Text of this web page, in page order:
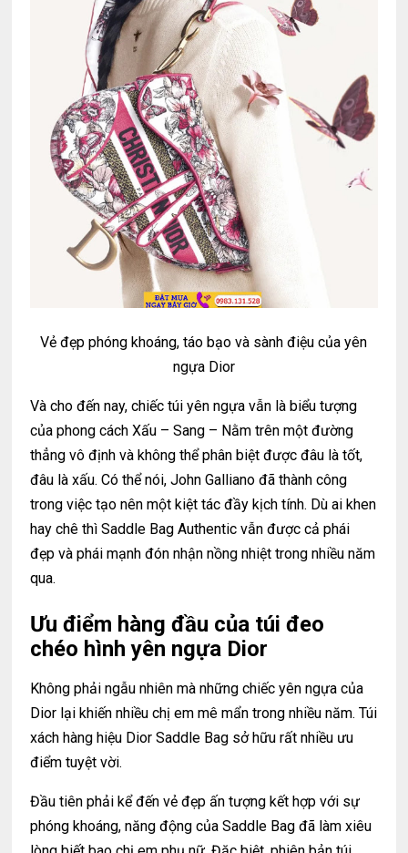
Vẻ đẹp phóng khoáng, táo bạo và sành điệu của yên
ngựa Dior
Và cho đến nay, chiếc túi yên ngựa vẫn là biểu tượng
của phong cách Xấu – Sang – Nằm trên một đường
thẳng vô định và không thể phân biệt được đâu là tốt,
đâu là xấu. Có thể nói, John Galliano đã thành công
trong việc tạo nên một kiệt tác đầy kịch tính. Dù ai khen
hay chê thì Saddle Bag Authentic vẫn được cả phái
đẹp và phái mạnh đón nhận nồng nhiệt trong nhiều năm
qua.
Ưu điểm hàng đầu của túi đeo
chéo hình yên ngựa Dior
Không phải ngẫu nhiên mà những chiếc yên ngựa của
Dior lại khiến nhiều chị em mê mẩn trong nhiều năm. Túi
xách hàng hiệu Dior Saddle Bag sở hữu rất nhiều ưu
điểm tuyệt vời.
Đầu tiên phải kể đến vẻ đẹp ấn tượng kết hợp với sự
phóng khoáng, năng động của Saddle Bag đã làm xiêu